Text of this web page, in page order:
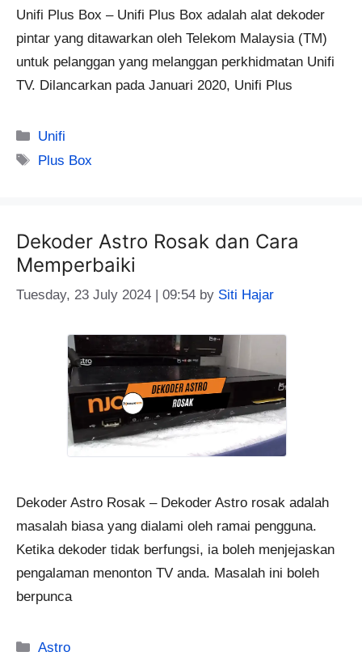
Unifi Plus Box – Unifi Plus Box adalah alat dekoder
pintar yang ditawarkan oleh Telekom Malaysia (TM)
untuk pelanggan yang melanggan perkhidmatan Unifi
TV. Dilancarkan pada Januari 2020, Unifi Plus
Categories
Unifi
Tags
Plus Box
Dekoder Astro Rosak dan Cara
Memperbaiki
Tuesday, 23 July 2024 | 09:54 by Siti Hajar
Dekoder Astro Rosak – Dekoder Astro rosak adalah
masalah biasa yang dialami oleh ramai pengguna.
Ketika dekoder tidak berfungsi, ia boleh menjejaskan
pengalaman menonton TV anda. Masalah ini boleh
berpunca
Categories
Astro